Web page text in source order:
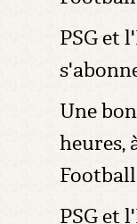
PSG et
Une
heures,
PSG et